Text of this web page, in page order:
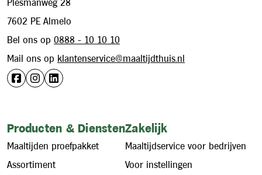
Plesmanweg 28
7602 PE Almelo
Bel ons op 0888 - 10 10 10
Mail ons op klantenservice@maaltijdthuis.nl
Producten & Diensten
Maaltijden proefpakket
Assortiment
Zakelijk
Maaltijdservice voor bedrijven
Voor instellingen